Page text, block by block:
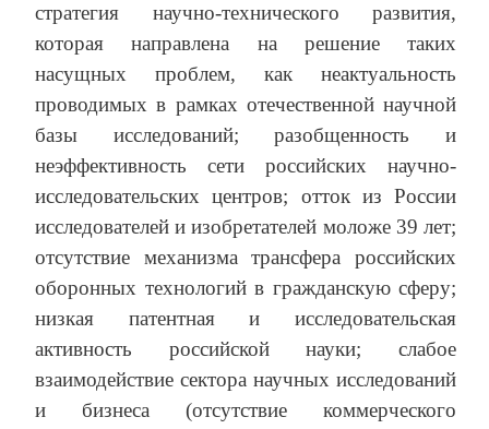
стратегия научно-технического развития,
которая направлена на решение таких
насущных проблем, как неактуальность
проводимых в рамках отечественной научной
базы исследований; разобщенность и
неэффективность сети российских научно-
исследовательских центров; отток из России
исследователей и изобретателей моложе 39 лет;
отсутствие механизма трансфера российских
оборонных технологий в гражданскую сферу;
низкая патентная и исследовательская
активность российской науки; слабое
взаимодействие сектора научных исследований
и бизнеса (отсутствие коммерческого